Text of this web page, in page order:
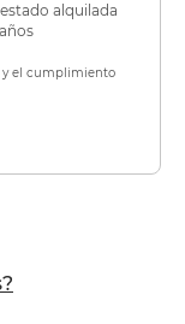
alquilada
y el cumplimiento